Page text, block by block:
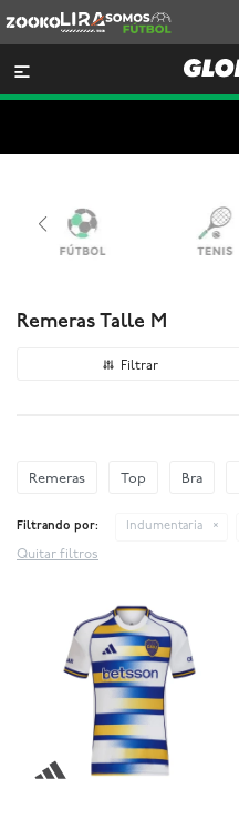
Lira
Somos
Futbol

Remeras Talle M
Remeras Top Bra
Filtrando por: Indumentaria
Quitar filtros